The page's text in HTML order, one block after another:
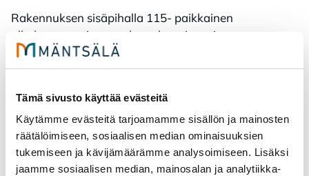
Tämä sivusto käyttää evästeitä
Käytämme evästeitä tarjoamamme sisällön ja mainosten
räätälöimiseen, sosiaalisen median ominaisuuksien
tukemiseen ja kävijämäärämme analysoimiseen. Lisäksi
jaamme sosiaalisen median, mainosalan ja analytiikka-
Rakennuksen sisäpihalla 115- paikkainen
ulkokatsomo, josta aukeaa kaunis maisema
kirkonmäelle.
Py­sä­köin­ti
Autolla saapuville kunnantalon pihalla on 70
autopaikkaa ja 2 inva-merkittyä pysäköintipaikkaa.